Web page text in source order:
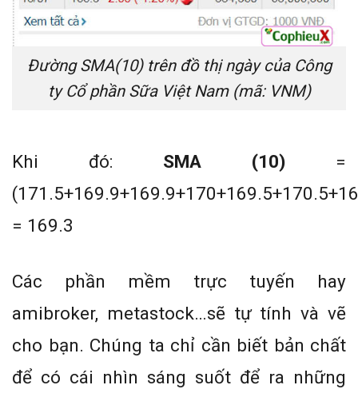
Đường SMA(10) trên đồ thị ngày của Công
ty Cổ phần Sữa Việt Nam (mã: VNM)
Khi đó: SMA (10) =
= 169.3
Các phần mềm trực tuyến hay
amibroker, metastock…sẽ tự tính và vẽ
cho bạn. Chúng ta chỉ cần biết bản chất
để có cái nhìn sáng suốt để ra những